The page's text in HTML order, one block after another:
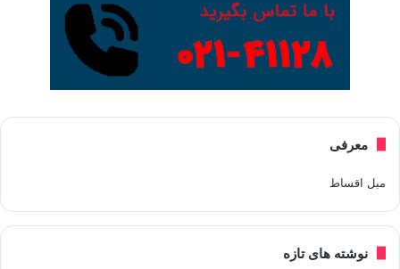
معرفی
مبل اقساط
نوشته های تازه